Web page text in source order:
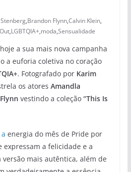
,Brandon Flynn,Calvin Klein,
,LGBTQIA+,moda,Sensualidade
a sua mais nova campanha
a euforia coletiva no coração
. Fotografado por Karim
os atores Amandla
vestindo a coleção “This Is
a energia do mês de Pride por
expressam a felicidade e a
mais autêntica, além de